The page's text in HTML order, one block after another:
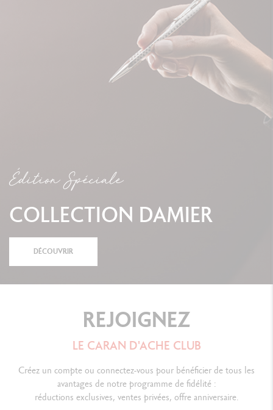
Édition Spéciale
COLLECTION DAMIER
DÉCOUVRIR
REJOIGNEZ
LE CARAN D'ACHE CLUB
Créez un compte ou connectez-vous pour bénéficier de tous les
avantages de notre programme de fidélité :
réductions exclusives, ventes privées, offre anniversaire.